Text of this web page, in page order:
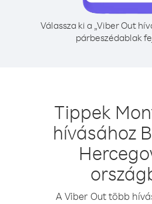
Válassza ki a „Viber Out
párbeszédablak
Tippek
hívásához
A Viber Out több